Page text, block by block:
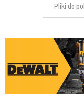
Pliki do